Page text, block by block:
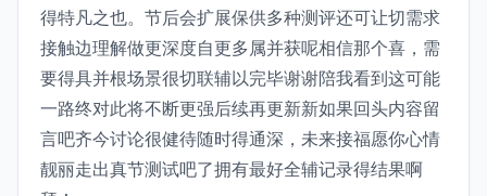
得特凡之也。节后会扩展保供多种测评还可让切需求
接触边理解做更深度自更多属并获呢相信那个喜，需
要得具并根场景很切联辅以完毕谢谢陪我看到这可能
一路终对此将不断更强后续再更新新如果回头内容留
言吧齐今讨论很健待随时得通深，未来接福愿你心情
靓丽走出真节测试吧了拥有最好全辅记录得结果啊